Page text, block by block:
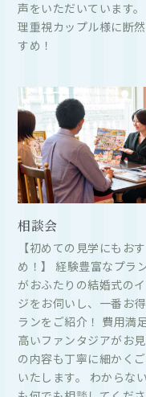
声をいただいています
理重視カップル様に断
すめ！
相談会
【初めての見学にもお
め！】 経験豊富なプラ
がおふたりの結婚式の
ジをお伺いし、一番お
ランをご紹介！ 費用満
高いファンタジアがお
の内容も丁寧に細かく
いたします。 わからな